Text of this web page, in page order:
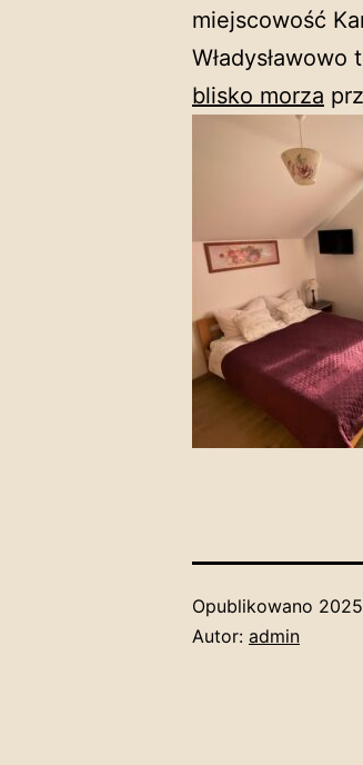
miejscowość
blisko morza
Opublikowano
Autor: admin